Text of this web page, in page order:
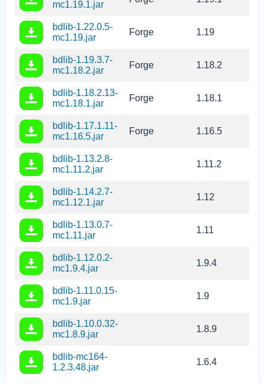
mc1.19.1.jar
bdlib-1.22.0.5-
mc1.19.jar
Forge 1.19
bdlib-1.19.3.7-
mc1.18.2.jar
Forge 1.18.2
bdlib-1.18.2.13-
mc1.18.1.jar
Forge 1.18.1
bdlib-1.17.1.11-
mc1.16.5.jar
Forge 1.16.5
bdlib-1.13.2.8-
mc1.11.2.jar
1.11.2
bdlib-1.14.2.7-
mc1.12.1.jar
1.12
bdlib-1.13.0.7-
mc1.11.jar
1.11
bdlib-1.12.0.2-
mc1.9.4.jar
1.9.4
bdlib-1.11.0.15-
mc1.9.jar
1.9
bdlib-1.10.0.32-
mc1.8.9.jar
1.8.9
bdlib-mc164-
1.2.3.48.jar
1.6.4